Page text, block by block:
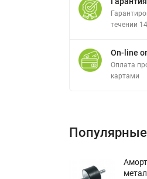
течении
On-line
Оплата
картами